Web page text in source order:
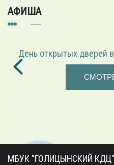
АФИША
День открытых дверей
МБУК "ГОЛИЦЫНСКИЙ КДЦ"